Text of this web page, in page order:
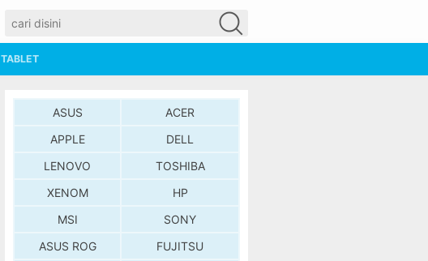
TABLET
ASUS
ACER
APPLE
DELL
LENOVO
TOSHIBA
XENOM
HP
MSI
SONY
ASUS ROG
FUJITSU